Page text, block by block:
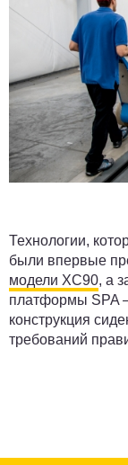
Технологии,
были впервые
модели XC90, а
платформы SPA
конструкция
требований